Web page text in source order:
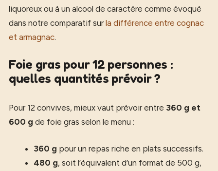
liquoreux ou à un alcool de caractère comme évoqué
dans notre comparatif sur la différence entre cognac
et armagnac.
Foie gras pour 12 personnes :
quelles quantités prévoir ?
Pour 12 convives, mieux vaut prévoir entre 360 g et
600 g de foie gras selon le menu :
360 g pour un repas riche en plats successifs.
480 g, soit l’équivalent d’un format de 500 g,